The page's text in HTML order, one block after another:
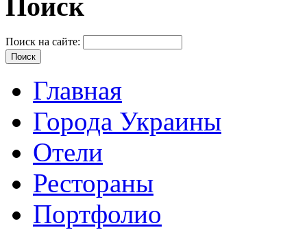
Поиск
Поиск на сайте:
Главная
Города Украины
Отели
Рестораны
Портфолио